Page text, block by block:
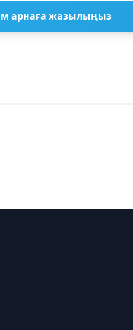
арнаға жазылыңыз